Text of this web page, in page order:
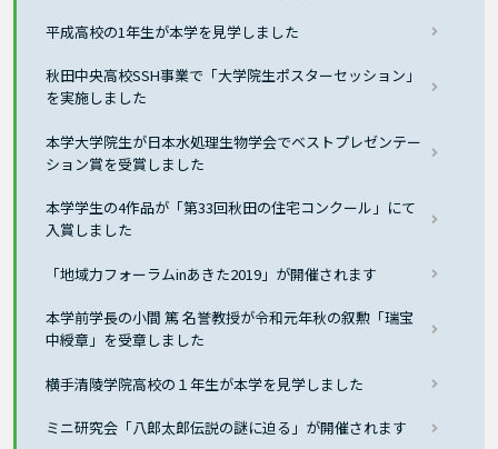
平成高校の1年生が本学を見学しました
秋田中央高校SSH事業で「大学院生ポスターセッション」
を実施しました
本学大学院生が日本水処理生物学会でベストプレゼンテー
ション賞を受賞しました
本学学生の4作品が「第33回秋田の住宅コンクール」にて
入賞しました
「地域力フォーラムinあきた2019」が開催されます
本学前学長の小間 篤 名誉教授が令和元年秋の叙勲「瑞宝
中綬章」を受章しました
横手清陵学院高校の１年生が本学を見学しました
ミニ研究会「八郎太郎伝説の謎に迫る」が開催されます